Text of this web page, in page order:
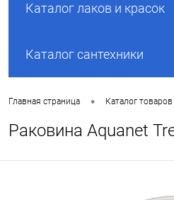
Каталог лаков и красок
Каталог сантехники
Главная страница • Каталог товаров
Раковина Aquanet